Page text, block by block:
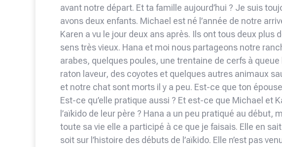
avant notre départ. Et ta famille aujourd’hui ? Je suis
avons deux enfants. Michael est né l’année de notre
Karen a vu le jour deux ans après. Ils ont tous deux plus
sens très vieux. Hana et moi nous partageons notre
arabes, quelques poules, une trentaine de cerfs à queue
raton laveur, des coyotes et quelques autres animaux
et notre chat sont morts il y a peu. Est-ce que ton
Est-ce qu’elle pratique aussi ? Et est-ce que Michael et
l’aïkido de leur père ? Hana a un peu pratiqué au début,
toute sa vie elle a participé à ce que je faisais. Elle en
soit sur l’histoire des débuts de l’aïkido. Elle n’est pas